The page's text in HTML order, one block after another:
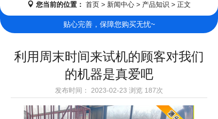
您当前的位置： 首页 > 新闻中心 > 产品知识 > 正文
贴心完善，保障您购买无忧~
利用周末时间来试机的顾客对我们
的机器是真爱吧
发布时间： 2023-02-23 浏览 187次